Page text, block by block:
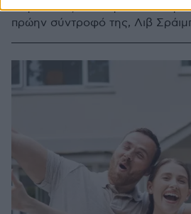
Η ηθοποιός απέκτησε τον
πρώην σύντροφό της, Λιβ